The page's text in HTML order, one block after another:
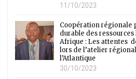
11/10/2023
Coopération régionale
durable des
Afrique : Les attentes
lors de l’atelier
l’Atlantique
30/10/2023